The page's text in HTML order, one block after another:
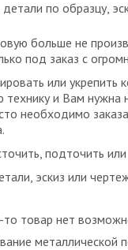
по образцу,
больше не
под заказ с
или укрепить
и Вам нужна
необходимо
подточить или
эскиз или
товар нет
металлической